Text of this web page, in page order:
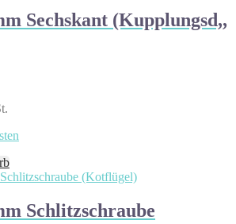
Sechskant (Kupplungsd,,
Schlitzschraube